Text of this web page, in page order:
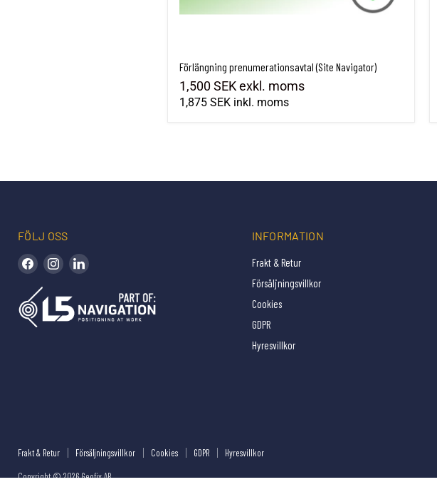
Förlängning prenumerationsavtal (Site Navigator)
1,500 SEKexkl. moms
1,875 SEK inkl. moms
FÖLJ OSS
Hitta oss på Facebook
Hitta oss på Instagram
INFORMATION
Frakt & Retur
Försäljningsvillkor
Cookies
GDPR
Hyresvillkor
Frakt & Retur Försäljningsvillkor Cookies GDPR Hyresvillkor
Copyright © 2026 Geofix AB .